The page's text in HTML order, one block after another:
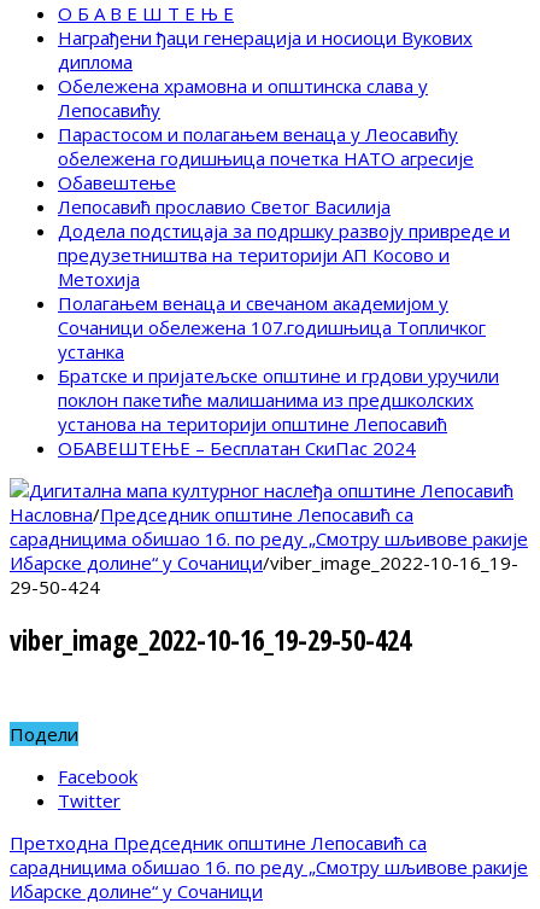
О Б А В Е Ш Т Е Њ Е
Награђени ђаци генерација и носиоци Вукових
диплома
Обележена храмовна и општинска слава у
Лепосавићу
Парастосом и полагањем венаца у Леосавићу
обележена годишњица почетка НАТО агресије
Обавештење
Лепосавић прославио Светог Василија
Додела подстицаја за подршку развоју привреде и
предузетништва на територији АП Косово и
Метохија
Полагањем венаца и свечаном академијом у
Сочаници обележена 107.годишњица Топличког
устанка
Братске и пријатељске општине и грдови уручили
поклон пакетиће малишанима из предшколских
установа на територији општине Лепосавић
ОБАВЕШТЕЊЕ – Бесплатан СкиПас 2024
Насловна/Председник општине Лепосавић са
сарадницима обишао 16. по реду „Смотру шљивове ракије
Ибарске долине“ у Сочаници/viber_image_2022-10-16_19-
29-50-424
viber_image_2022-10-16_19-29-50-424
Подели
Facebook
Twitter
Претходна Председник општине Лепосавић са
сарадницима обишао 16. по реду „Смотру шљивове ракије
Ибарске долине“ у Сочаници